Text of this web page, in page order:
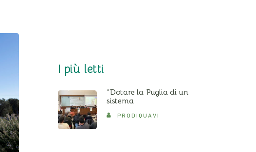
I più letti
“Dotare la Puglia di un
sistema
PRODIQUAVI